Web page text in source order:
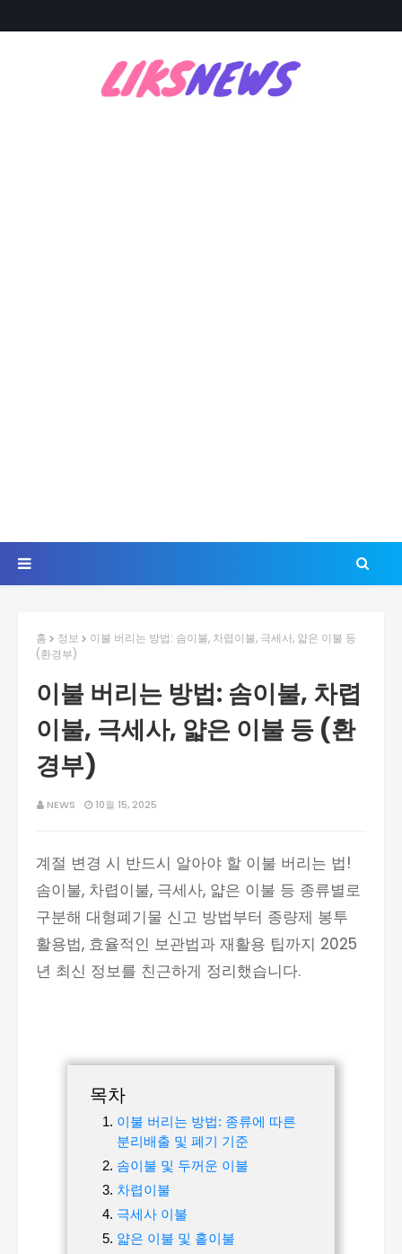
홈 정보
이불 버리는 방법: 솜이불, 차렵이불, 극세사, 얇은 이불 등
(환경부)
이불 버리는 방법: 솜이불, 차렵
이불, 극세사, 얇은 이불 등 (환
경부)
NEWS 10월 15, 2025
계절 변경 시 반드시 알아야 할 이불 버리는 법!
솜이불, 차렵이불, 극세사, 얇은 이불 등 종류별로
구분해 대형폐기물 신고 방법부터 종량제 봉투
활용법, 효율적인 보관법과 재활용 팁까지 2025
년 최신 정보를 친근하게 정리했습니다.
목차
이불 버리는 방법: 종류에 따른
분리배출 및 폐기 기준
솜이불 및 두꺼운 이불
차렵이불
극세사 이불
얇은 이불 및 홑이불